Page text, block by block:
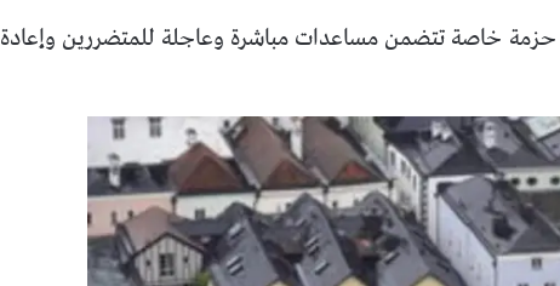
حزمة خاصة تتضمن مساعدات مباشرة وعاجلة للمتضررين وإعادة